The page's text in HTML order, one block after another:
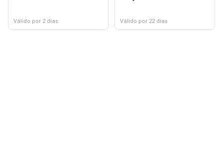
Válido por 2 días Válido por 22 días